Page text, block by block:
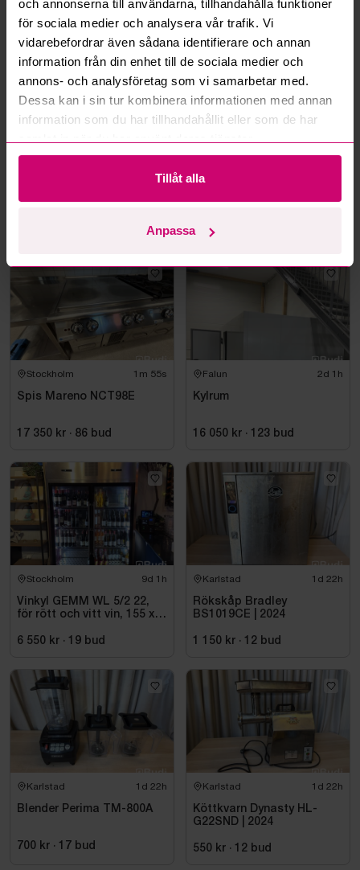
och annonserna till användarna, tillhandahålla funktioner
för sociala medier och analysera vår trafik. Vi
vidarebefordrar även sådana identifierare och annan
information från din enhet till de sociala medier och
annons- och analysföretag som vi samarbetar med.
Dessa kan i sin tur kombinera informationen med annan
information som du har tillhandahållit eller som de har
Tillåt alla
Anpassa
Hur fungerar budmotorn?
Kan jag ångra ett bud?
Kan ni frakta mina vunna objekt?
Läs fler frågor och svar
Stockholm 1m 54s
Spis Mareno NCT98E
17 350 kr · 86 bud
Falun 2d 1h
Kylrum
16 050 kr · 123 bud
Stockholm 9d 1h
Vinkyl GEMM WL 5/2 22,
för rött och vitt vin, 155 x
6 550 kr · 19 bud
Karlstad 1d 22h
Rökskåp Bradley
BS1019CE | 2024
1 150 kr · 12 bud
Karlstad 1d 22h
Blender Perima TM-800A
700 kr · 17 bud
Karlstad 1d 22h
Köttkvarn Dynasty HL-
G22SND | 2024
550 kr · 12 bud